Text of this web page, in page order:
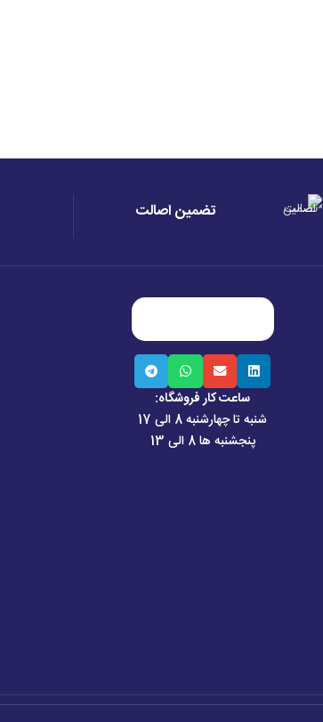
تضمین اصالت
ساعت کار فروشگاه:
شنبه تا چهارشنبه 8 الی 17
پنجشنبه ها 8 الی 13